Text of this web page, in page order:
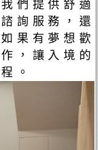
們提供舒適
詢服務，還
果有夢想歡
，讓入境的
。